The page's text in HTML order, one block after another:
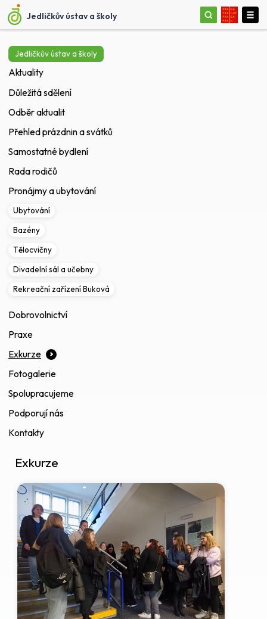
Jedličkův ústav a školy
Jedličkův ústav a školy
Aktuality
Důležitá sdělení
Odběr aktualit
Přehled prázdnin a svátků
Samostatné bydlení
Rada rodičů
Pronájmy a ubytování
Ubytování
Bazény
Tělocvičny
Divadelní sál a učebny
Rekreační zařízení Buková
Dobrovolnictví
Praxe
Exkurze
Fotogalerie
Spolupracujeme
Podporují nás
Kontakty
Exkurze